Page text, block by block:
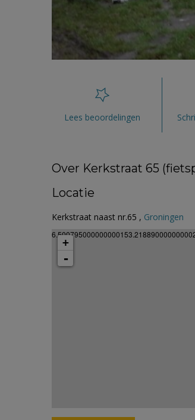
Lees beoordelingen
Over Kerkstraat 65
Locatie
Kerkstraat naast nr.65 , Groningen
+
-